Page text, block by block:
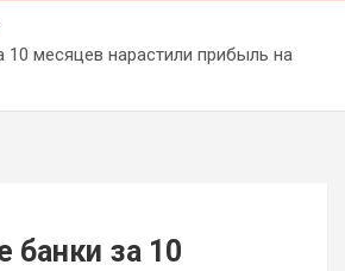
10 месяцев нарастили прибыль на
банки за 10